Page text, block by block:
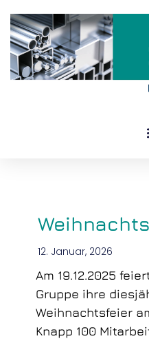
Inhalt
springen
12. Januar, 2026
Am 19.12.2025
Gruppe ihre
Weihnachtsfeier
Knapp 100